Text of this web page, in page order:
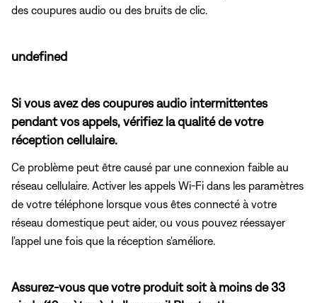
des coupures audio ou des bruits de clic.
undefined
Si vous avez des coupures audio intermittentes
pendant vos appels, vérifiez la qualité de votre
réception cellulaire.
Ce problème peut être causé par une connexion faible au
réseau cellulaire. Activer les appels Wi-Fi dans les paramètres
de votre téléphone lorsque vous êtes connecté à votre
réseau domestique peut aider, ou vous pouvez réessayer
l'appel une fois que la réception s'améliore.
Assurez-vous que votre produit soit à moins de 33